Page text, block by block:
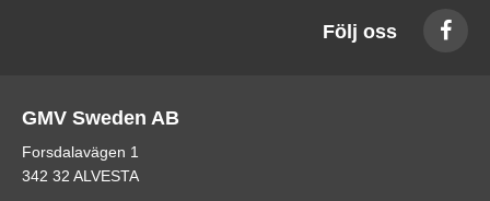
Följ oss
GMV Sweden AB
Forsdalavägen 1
342 32 ALVESTA